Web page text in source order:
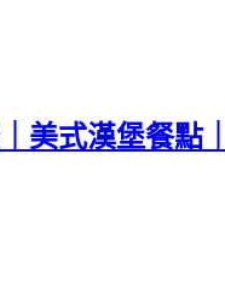
美式漢堡餐點